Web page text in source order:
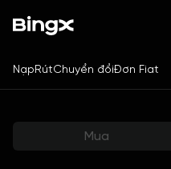
NạpRútChuyển đổiĐơn Fiat
Mua